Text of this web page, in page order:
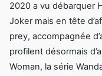
2020 a vu débarquer
Joker mais en tête
prey, accompagnée
profilent désormais
Woman, la série